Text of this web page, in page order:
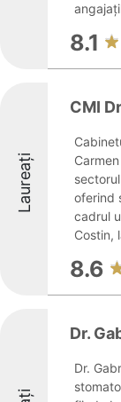
8.1
Laureați
CMI
oferind
cadrul
Costin,
8.6
Dr.
Dr.